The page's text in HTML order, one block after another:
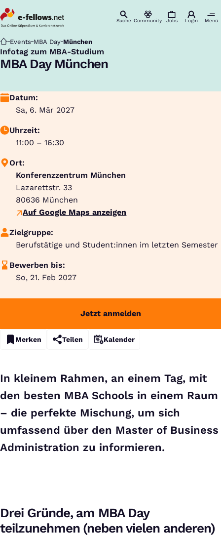
Suche Community Jobs Login Menü
Startseite
Events MBA Day München
Infotag zum MBA-Studium
:
MBA Day München
Datum:
Sa, 6. Mär 2027
Uhrzeit:
11:00 – 16:30
Ort:
Konferenzzentrum München
Lazarettstr. 33
80636 München
Auf Google Maps anzeigen
Zielgruppe:
Berufstätige und Student:innen im letzten Semester
Bewerben bis:
So, 21. Feb 2027
Jetzt anmelden
Merken Teilen Kalender
In kleinem Rahmen, an einem Tag, mit
den besten MBA Schools in einem Raum
– die perfekte Mischung, um sich
umfassend über den Master of Business
Administration zu informieren.
Drei Gründe, am MBA Day
teilzunehmen (neben vielen anderen)